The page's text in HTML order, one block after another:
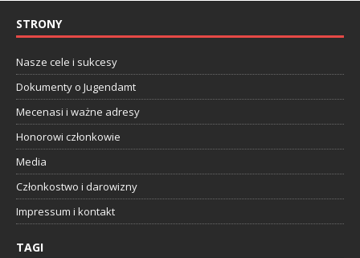
STRONY
Nasze cele i sukcesy
Dokumenty o Jugendamt
Mecenasi i ważne adresy
Honorowi członkowie
Media
Członkostwo i darowizny
Impressum i kontakt
TAGI